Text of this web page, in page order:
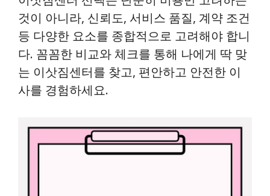
것이 아니라, 신뢰도, 서비스 품질, 계약 조건
등 다양한 요소를 종합적으로 고려해야 합니
다. 꼼꼼한 비교와 체크를 통해 나에게 딱 맞
는 이삿짐센터를 찾고, 편안하고 안전한 이
사를 경험하세요.